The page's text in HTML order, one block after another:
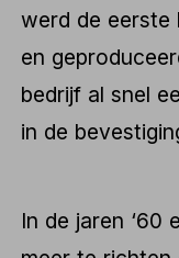
werd de eerste
en
bedrijf al snel
in de
In de jaren ‘60